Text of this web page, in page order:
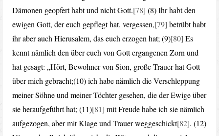
Dämonen geopfert habt und nicht Gott.[78] (8) Ihr habt den
ewigen Gott, der euch gepflegt hat, vergessen,[79] betrübt habt
ihr aber auch Hierusalem, das euch erzogen hat; (9)[80] Es
kennt nämlich den über euch von Gott ergangenen Zorn und
hat gesagt: „Hört, Bewohner von Sion, große Trauer hat Gott
über mich gebracht;(10) ich habe nämlich die Verschleppung
meiner Söhne und meiner Töchter gesehen, die der Ewige über
sie heraufgeführt hat; (11)[81] mit Freude habe ich sie nämlich
aufgezogen, aber mit Klage und Trauer weggeschickt[82]. (12)